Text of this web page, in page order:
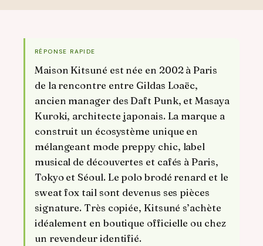
RÉPONSE RAPIDE
Maison Kitsuné est née en 2002 à Paris
de la rencontre entre Gildas Loaëc,
ancien manager des Daft Punk, et Masaya
Kuroki, architecte japonais. La marque a
construit un écosystème unique en
mélangeant mode preppy chic, label
musical de découvertes et cafés à Paris,
Tokyo et Séoul. Le polo brodé renard et le
sweat fox tail sont devenus ses pièces
signature. Très copiée, Kitsuné s’achète
idéalement en boutique officielle ou chez
un revendeur identifié.